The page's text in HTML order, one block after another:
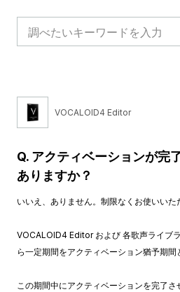
VOCALOID4 Editor
Q. アクティベーションが完
ありますか？
いいえ、ありません。制限なくお使いいた
VOCALOID4 Editor および 各歌声ライブ
ら一定期間をアクティベーション猶予期間
この期間中にアクティベーションを完了さ